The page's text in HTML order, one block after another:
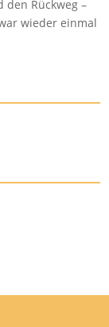
Rückweg –
wieder einmal